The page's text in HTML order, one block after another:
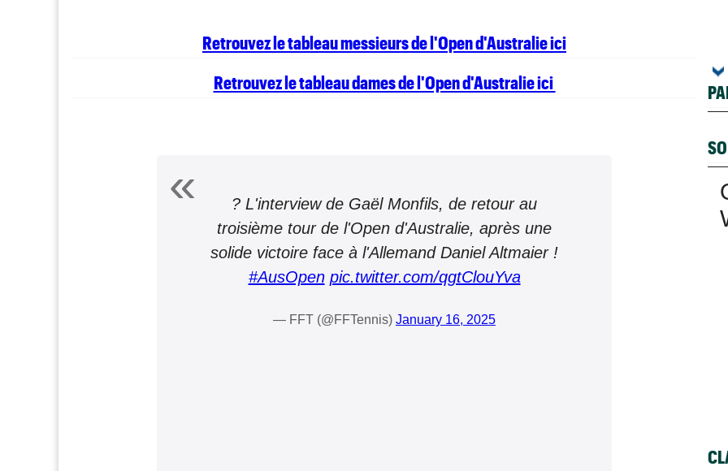
Retrouvez le tableau messieurs de l'Open d'Australie ici
Retrouvez le tableau dames de l'Open d'Australie ici
?️ L'interview de Gaël Monfils, de retour au
troisième tour de l'Open d'Australie, après une
solide victoire face à l'Allemand Daniel Altmaier !
#AusOpen pic.twitter.com/qgtClouYva
— FFT (@FFTennis) January 16, 2025